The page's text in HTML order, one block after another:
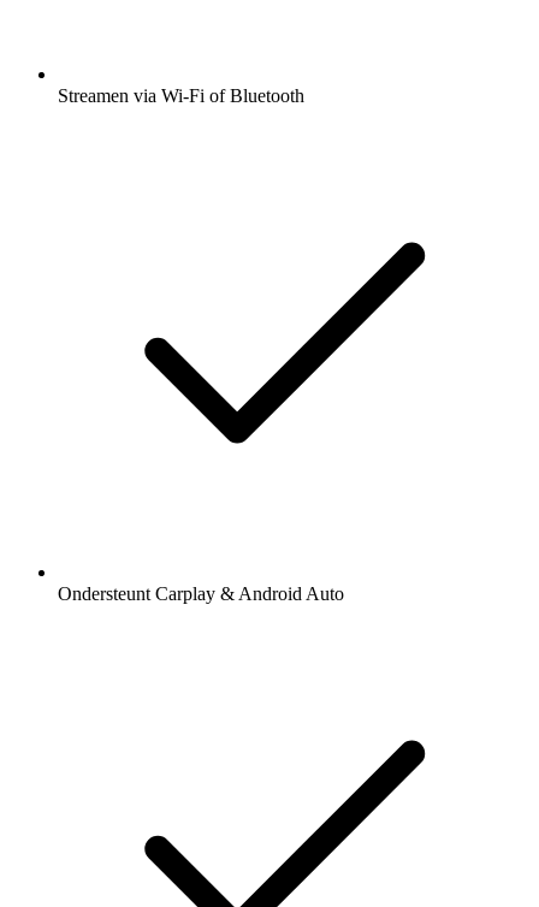
Streamen via Wi-Fi of Bluetooth
Ondersteunt Carplay & Android Auto